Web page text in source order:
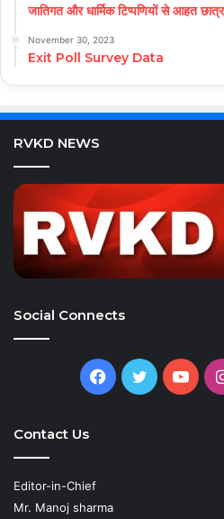
जातिगत और धार्मिक टिप्पणियों से आहत
November 30, 2023
Exit Poll Survey Data
RVKD NEWS
Social Connects
Facebook
Twitter
Contact Us
Editor-in-Chief
Mr. Manoj sharma